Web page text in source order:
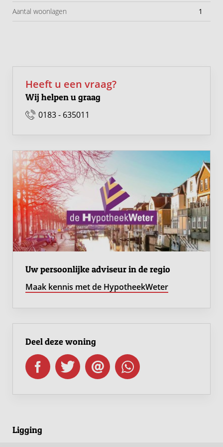
Aantal woonlagen 1
Heeft u een vraag?
Wij helpen u graag
0183 - 635011
Uw persoonlijke adviseur in de regio
Maak kennis met de HypotheekWeter
Deel deze woning
Ligging